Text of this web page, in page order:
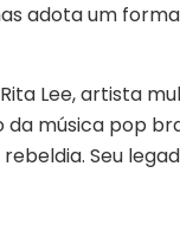
adota um
Lee, artista
música pop
Seu